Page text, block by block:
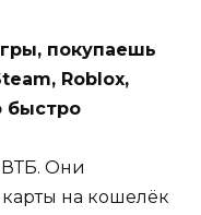
покупаешь
Roblox,
быстро
Они
на кошелёк